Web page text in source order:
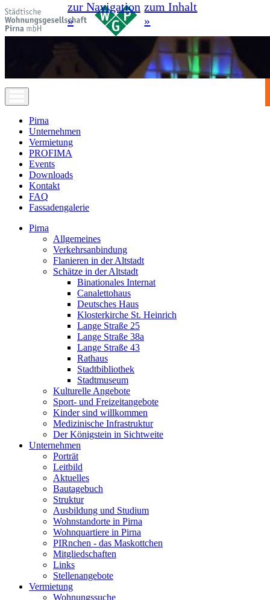
zur Navigation
»
zum Inhalt
»
Pirna
Unternehmen
Vermietung
PROFIMA
Events
Downloads
Kontakt
FAQ
Fassadengalerie
Pirna
Allgemeines
Verkehrsanbindung
Flanieren in der Altstadt
Schätze in der Altstadt
Binationales Internat
Canalettohaus
Deutsches Haus
Klosterkirche St. Heinrich
Lange Straße 25
Lange Straße 38a
Lange Straße 43
Rathaus
Stadtbibliothek
Stadtmuseum
Kulturelle Angebote
Sport- und Freizeitangebote
Kinder sind willkommen
Medizinische Infrastruktur
Der Königstein in Sichtweite
Unternehmen
Porträt
Leitbild
Aktuelles
Bautagebuch
Struktur
Ausbildung und Studium
Wohnstandorte in Pirna
Wohnquartiere in Pirna
PIRnchen - das Maskottchen
Mitgliedschaften
Links
Stellenangebote
Vermietung
Wohnungssuche